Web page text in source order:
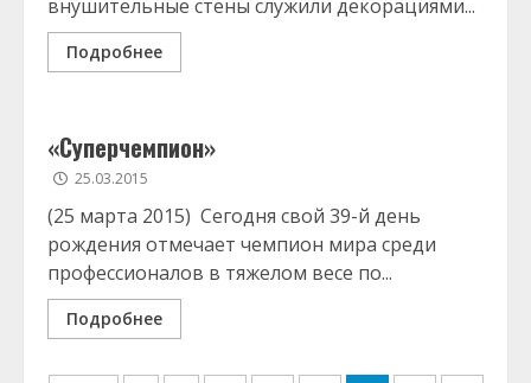
внушительные стены служили декорациями...
Подробнее
«Суперчемпион»
25.03.2015
(25 марта 2015) Сегодня свой 39-й день
рождения отмечает чемпион мира среди
профессионалов в тяжелом весе по...
Подробнее